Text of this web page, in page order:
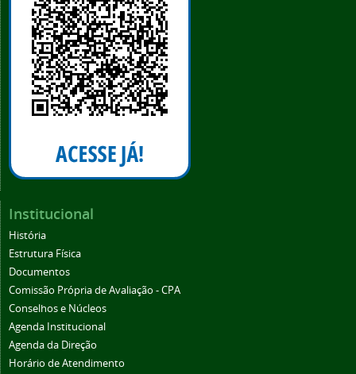
Institucional
História
Estrutura Física
Documentos
Comissão Própria de Avaliação - CPA
Conselhos e Núcleos
Agenda Institucional
Agenda da Direção
Horário de Atendimento